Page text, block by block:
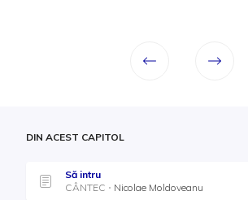
DIN ACEST CAPITOL
Să intru
CÂNTEC
Nicolae Moldoveanu